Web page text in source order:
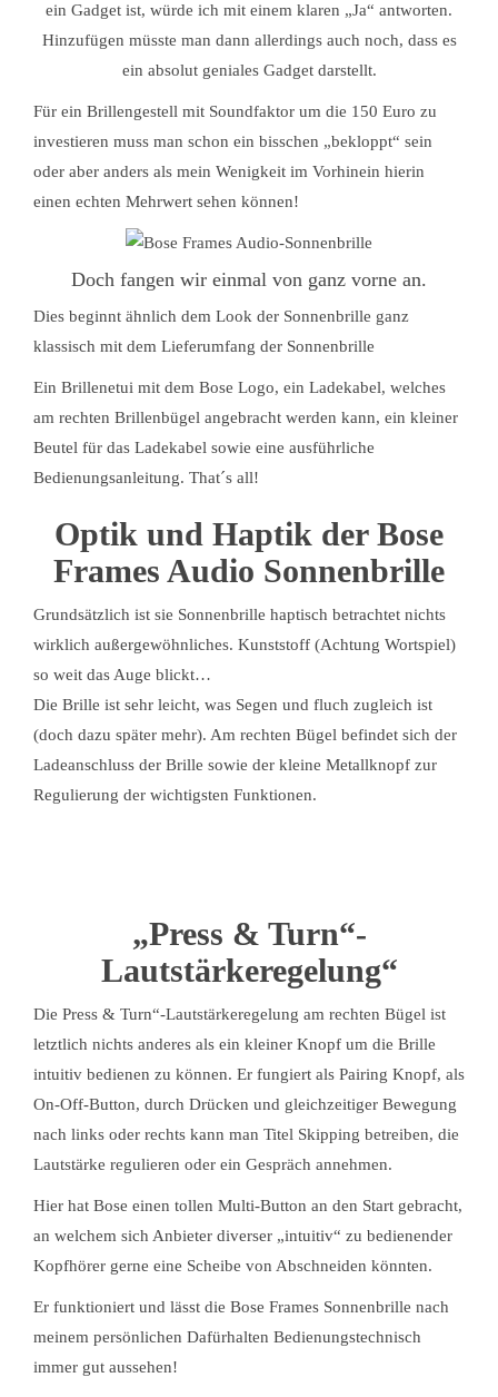
ein Gadget ist, würde ich mit einem klaren „Ja“ antworten.
Hinzufügen müsste man dann allerdings auch noch, dass es
ein absolut geniales Gadget darstellt.
Für ein Brillengestell mit Soundfaktor um die 150 Euro zu
investieren muss man schon ein bisschen „bekloppt“ sein
oder aber anders als mein Wenigkeit im Vorhinein hierin
einen echten Mehrwert sehen können!
Doch fangen wir einmal von ganz vorne an.
Dies beginnt ähnlich dem Look der Sonnenbrille ganz
klassisch mit dem Lieferumfang der Sonnenbrille
Ein Brillenetui mit dem Bose Logo, ein Ladekabel, welches
am rechten Brillenbügel angebracht werden kann, ein kleiner
Beutel für das Ladekabel sowie eine ausführliche
Bedienungsanleitung. That´s all!
Optik und Haptik der Bose
Frames Audio Sonnenbrille
Grundsätzlich ist sie Sonnenbrille haptisch betrachtet nichts
wirklich außergewöhnliches. Kunststoff (Achtung Wortspiel)
so weit das Auge blickt…
Die Brille ist sehr leicht, was Segen und fluch zugleich ist
(doch dazu später mehr). Am rechten Bügel befindet sich der
Ladeanschluss der Brille sowie der kleine Metallknopf zur
Regulierung der wichtigsten Funktionen.
„Press & Turn“-
Lautstärkeregelung“
Die Press & Turn“-Lautstärkeregelung am rechten Bügel ist
letztlich nichts anderes als ein kleiner Knopf um die Brille
intuitiv bedienen zu können. Er fungiert als Pairing Knopf, als
On-Off-Button, durch Drücken und gleichzeitiger Bewegung
nach links oder rechts kann man Titel Skipping betreiben, die
Lautstärke regulieren oder ein Gespräch annehmen.
Hier hat Bose einen tollen Multi-Button an den Start gebracht,
an welchem sich Anbieter diverser „intuitiv“ zu bedienender
Kopfhörer gerne eine Scheibe von Abschneiden könnten.
Er funktioniert und lässt die Bose Frames Sonnenbrille nach
meinem persönlichen Dafürhalten Bedienungstechnisch
immer gut aussehen!